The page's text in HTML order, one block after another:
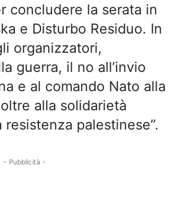
concludere la serata in
e Disturbo Residuo. In
organizzatori,
guerra, il no all’invio
e al comando Nato alla
alla solidarietà
palestinese”.
- Pubblicità -